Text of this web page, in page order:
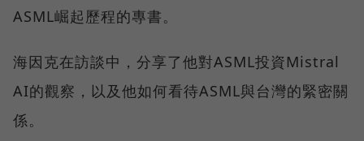
ASML崛起歷程的專書。
海因克在訪談中，分享了他對ASML投資Mistral
AI的觀察，以及他如何看待ASML與台灣的緊密關
係。